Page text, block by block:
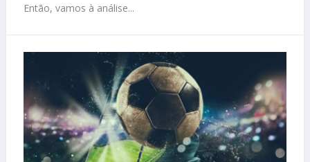
Então, vamos à análise...